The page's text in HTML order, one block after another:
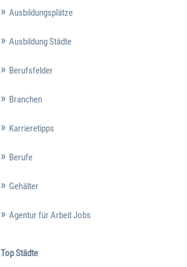
Ausbildungsplätze
Ausbildung Städte
Berufsfelder
Branchen
Karrieretipps
Berufe
Gehälter
Agentur für Arbeit Jobs
Top Städte